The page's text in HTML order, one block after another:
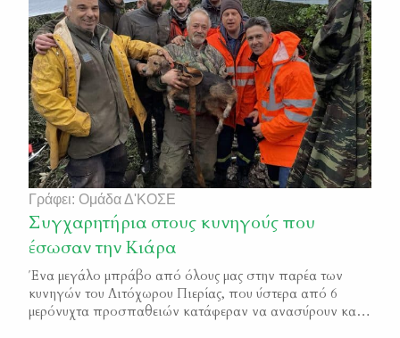
Γράφει: Ομάδα Δ'ΚΟΣΕ
Συγχαρητήρια στους κυνηγούς που
έσωσαν την Κιάρα
Ένα μεγάλο μπράβο από όλους μας στην παρέα των
κυνηγών του Λιτόχωρου Πιερίας, που ύστερα από 6
μερόνυχτα προσπαθειών κατάφεραν να ανασύρουν και